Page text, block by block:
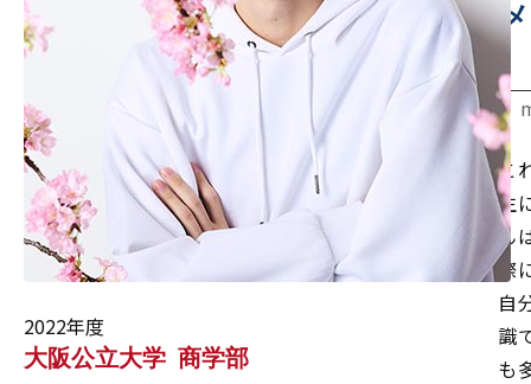
2022年度
大阪公立大学 商学部
こ
生
ん
際
自
識
も